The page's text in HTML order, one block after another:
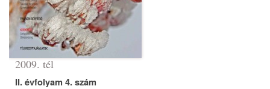
2009. tél
II. évfolyam 4. szám